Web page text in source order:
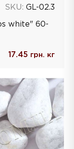
SKU: GL-02.3
white" 60-
17.45 грн. кг